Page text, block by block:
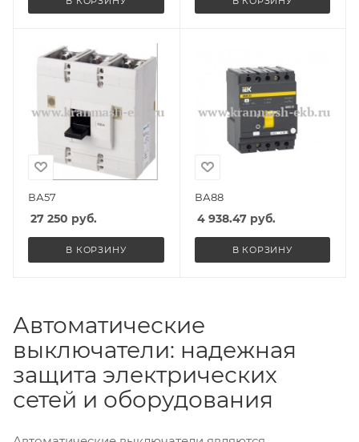
ВА57
27 250 руб.
В КОРЗИНУ
ВА88
4 938.47руб.
В КОРЗИНУ
Автоматические
выключатели: надежная
защита электрических
сетей и оборудования